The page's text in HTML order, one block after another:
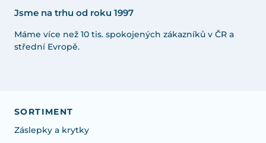
Jsme na trhu od roku 1997
Máme více než 10 tis. spokojených zákazníků v ČR a
střední Evropě.
SORTIMENT
Záslepky a krytky